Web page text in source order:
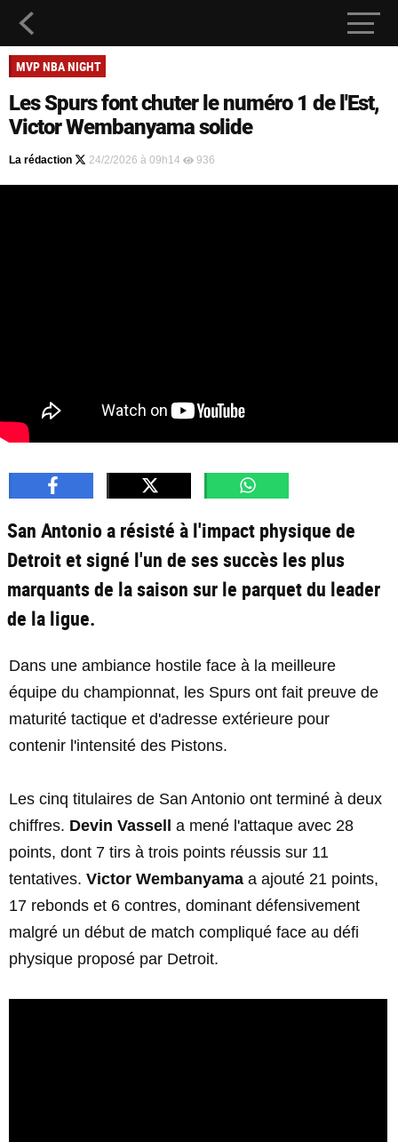
MVP NBA NIGHT
Les Spurs font chuter le numéro 1 de l'Est,
Victor Wembanyama solide
La rédaction 24/2/2026 à 09h14 936
San Antonio a résisté à l'impact physique de
Detroit et signé l'un de ses succès les plus
marquants de la saison sur le parquet du leader
de la ligue.
Dans une ambiance hostile face à la meilleure
équipe du championnat, les Spurs ont fait preuve de
maturité tactique et d'adresse extérieure pour
contenir l'intensité des Pistons.
Les cinq titulaires de San Antonio ont terminé à deux
chiffres. Devin Vassell
a mené l'attaque avec 28
points, dont 7 tirs à trois points réussis sur 11
tentatives. Victor Wembanyama a ajouté 21 points,
17 rebonds et 6 contres, dominant défensivement
malgré un début de match compliqué face au défi
physique proposé par Detroit.